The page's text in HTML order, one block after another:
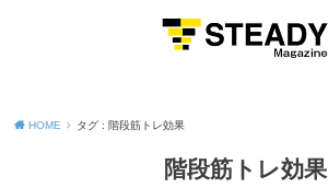
HOME タグ : 階段筋トレ効果
階段筋トレ効果